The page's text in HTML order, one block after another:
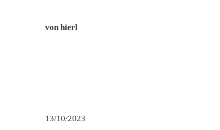
von hierl
13/10/2023